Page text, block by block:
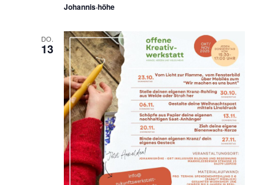
Johannis·höhe
DO.
13